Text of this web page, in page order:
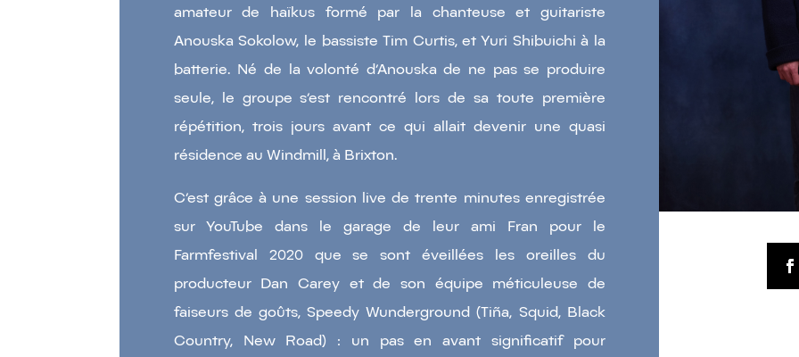
amateur de haïkus formé par la chanteuse et guitariste
Anouska Sokolow, le bassiste Tim Curtis, et Yuri Shibuichi à la
batterie. Né de la volonté d’Anouska de ne pas se produire
seule, le groupe s’est rencontré lors de sa toute première
répétition, trois jours avant ce qui allait devenir une quasi
résidence au Windmill, à Brixton.
C’est grâce à une session live de trente minutes enregistrée
sur YouTube dans le garage de leur ami Fran pour le
Farmfestival 2020 que se sont éveillées les oreilles du
producteur Dan Carey et de son équipe méticuleuse de
faiseurs de goûts, Speedy Wunderground (Tiña, Squid, Black
Country, New Road) : un pas en avant significatif pour